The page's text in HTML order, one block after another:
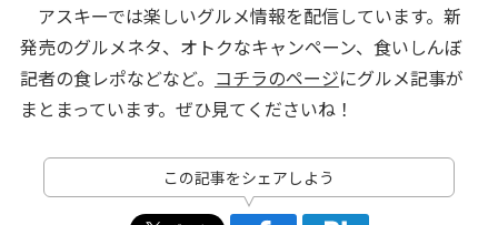
アスキーでは楽しいグルメ情報を配信しています。新
発売のグルメネタ、オトクなキャンペーン、食いしんぼ
記者の食レポなどなど。 コチラのページにグルメ記事が
まとまっています。ぜひ見てくださいね！
この記事をシェアしよう